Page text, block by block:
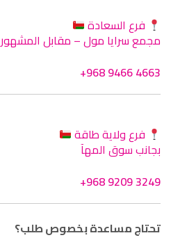
فرع السعادة
مجمع سرايا مول – مقابل المشهور
+968 9466 4663
فرع ولاية طاقة
بجانب سوق المهآ
+968 9209 3249
تحتاج مساعدة بخصوص طلب؟